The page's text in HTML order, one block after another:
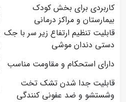
کاربردی برای بخش کودک
بیمارستان و مراکز درمانی
قابلیت تنظیم ارتفاع زیر سر با جک
دستی دندان موشی
دارای استحکام و مقاومت مناسب
قابلیت جدا شدن تشک تخت
وشستشو و ضد عفونی کنندگی